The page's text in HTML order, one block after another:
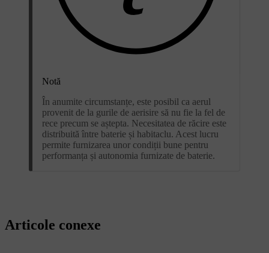
Notă
În anumite circumstanțe, este posibil ca aerul
provenit de la gurile de aerisire să nu fie la fel de
rece precum se aștepta. Necesitatea de răcire este
distribuită între baterie și habitaclu. Acest lucru
permite furnizarea unor condiții bune pentru
performanța și autonomia furnizate de baterie.
Articole conexe